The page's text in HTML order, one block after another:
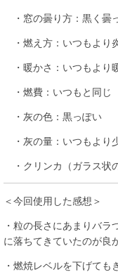
・窓の曇り方：黒く曇
・燃え方：いつもより
・暖かさ：いつもより
・燃費：いつもと同じ
・灰の色：黒っぽい
・灰の量：いつもより
・クリンカ（ガラス状
＜今回使用した感想＞
・粒の長さにあまりバ
に落ちてきていたのが良
・燃焼レベルを下げて